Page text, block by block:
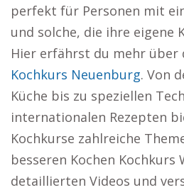
perfekt für Personen mit
und solche, die ihre eigene
Hier erfährst du mehr über
Kochkurs Neuenburg. Von
Küche bis zu speziellen
internationalen Rezepten
Kochkurse zahlreiche
besseren Kochen
detaillierten Videos und